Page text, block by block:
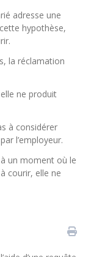
adresse une
hypothèse,
la réclamation
ne produit
à considérer
l’employeur.
un moment où le
courir, elle ne